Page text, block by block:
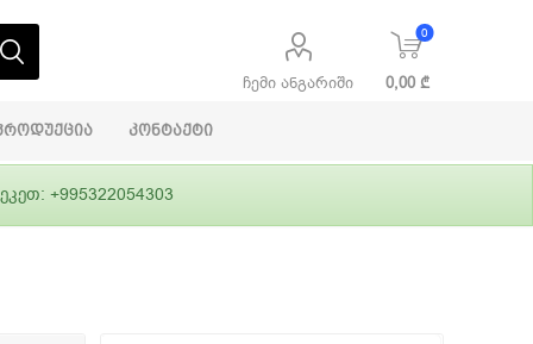
ჩემი ანგარიში
0
0,00 ₾
კონტაქტი
+995322054303